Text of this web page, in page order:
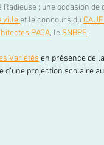
; une occasion
ville et le concours du
PACA, le SNBPE.
Variétés en présence de
d'une projection scolaire au